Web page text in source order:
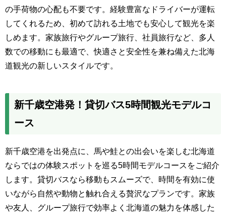
の手荷物の心配も不要です。経験豊富なドライバーが運転
してくれるため、初めて訪れる土地でも安心して観光を楽
しめます。家族旅行やグループ旅行、社員旅行など、多人
数での移動にも最適で、快適さと安全性を兼ね備えた北海
道観光の新しいスタイルです。
新千歳空港発！貸切バス5時間観光モデルコ
ース
新千歳空港を出発点に、馬や鮭との出会いを楽しむ北海道
ならではの体験スポットを巡る5時間モデルコースをご紹介
します。貸切バスなら移動もスムーズで、時間を有効に使
いながら自然や動物と触れ合える贅沢なプランです。家族
や友人、グループ旅行で効率よく北海道の魅力を体感した